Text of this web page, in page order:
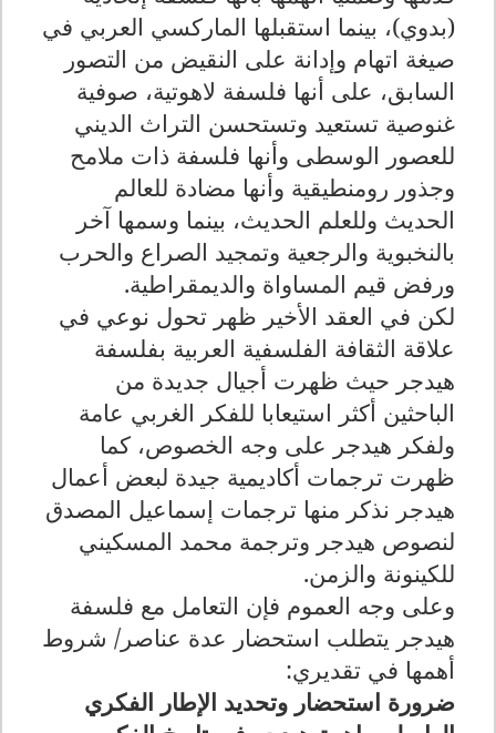
(بدوي)، بينما استقبلها الماركسي العربي في
صيغة اتهام وإدانة على النقيض من التصور
السابق، على أنها فلسفة لاهوتية، صوفية
غنوصية تستعيد وتستحسن التراث الديني
للعصور الوسطى وأنها فلسفة ذات ملامح
وجذور رومنطيقية وأنها مضادة للعالم
الحديث وللعلم الحديث، بينما وسمها آخر
بالنخبوية والرجعية وتمجيد الصراع والحرب
ورفض قيم المساواة والديمقراطية.
لكن في العقد الأخير ظهر تحول نوعي في
علاقة الثقافة الفلسفية العربية بفلسفة
هيدجر حيث ظهرت أجيال جديدة من
الباحثين أكثر استيعابا للفكر الغربي عامة
ولفكر هيدجر على وجه الخصوص، كما
ظهرت ترجمات أكاديمية جيدة لبعض أعمال
هيدجر نذكر منها ترجمات إسماعيل المصدق
لنصوص هيدجر وترجمة محمد المسكيني
للكينونة والزمن.
وعلى وجه العموم فإن التعامل مع فلسفة
هيدجر يتطلب استحضار عدة عناصر/ شروط
أهمها في تقديري:
ضرورة استحضار وتحديد الإطار الفكري